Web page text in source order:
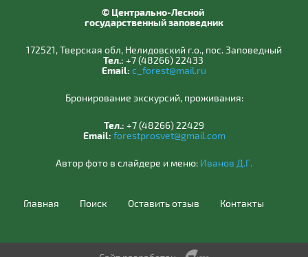
© Центрально-Лесной
государственный заповедник
172521, Тверская обл, Нелидовский г.о., пос. Заповедный
Тел.: +7 (48266) 22433
Email: c_forest@mail.ru
Бронирование экскурсий, проживания:
Тел.: +7 (48266) 22429
Email: forestprosvet@gmail.com
Автор фото в слайдере и меню: Иванов Д.Г.
Главная Поиск Оставить отзыв Контакты